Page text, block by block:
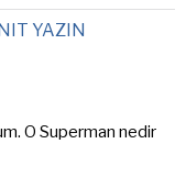
YAZIN
O Superman nedir